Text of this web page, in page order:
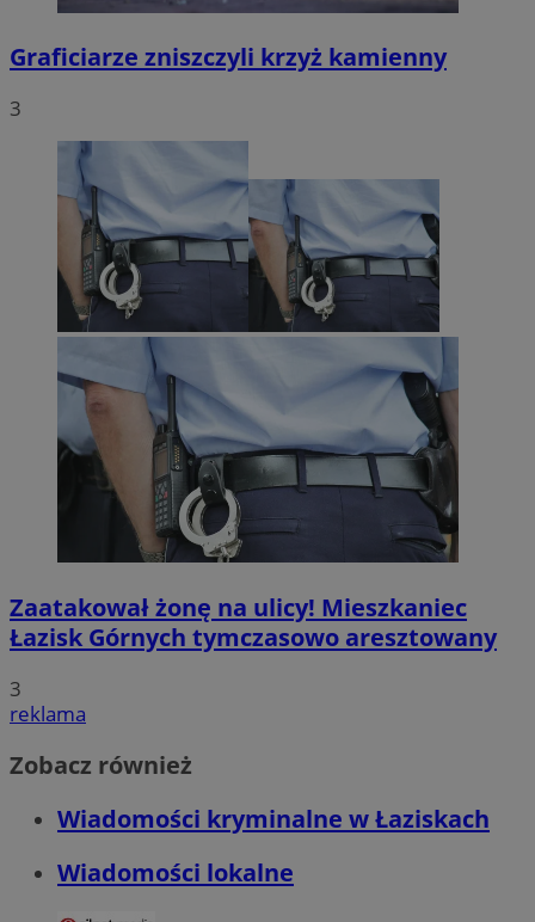
Graficiarze zniszczyli krzyż kamienny
3
Zaatakował żonę na ulicy! Mieszkaniec
Łazisk Górnych tymczasowo aresztowany
3
reklama
Zobacz również
Wiadomości kryminalne w Łaziskach
Wiadomości lokalne